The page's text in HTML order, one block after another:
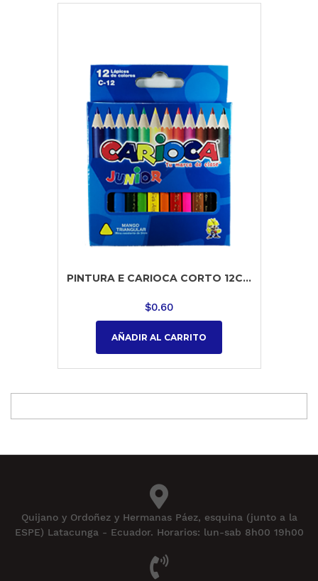
PINTURA E CARIOCA CORTO 12C...
$0.60
AÑADIR AL CARRITO
Quijano y Ordoñez y Hermanas Páez, esquina (junto a la
ESPE) Latacunga - Ecuador. Horarios: lun-sab 8h00 19h00